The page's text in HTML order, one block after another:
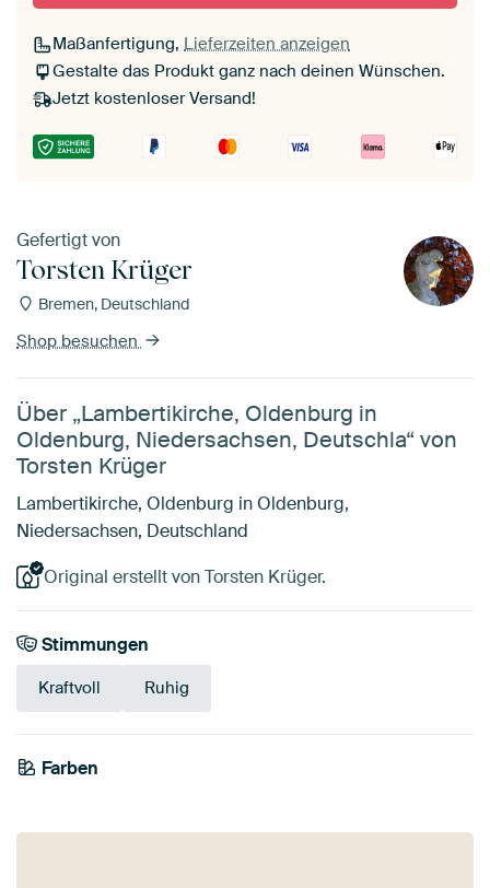
Maßanfertigung, Lieferzeiten anzeigen
Gestalte das Produkt ganz nach deinen Wünschen.
Jetzt kostenloser Versand!
Gefertigt von
Torsten Krüger
Bremen, Deutschland
Shop besuchen
Über „Lambertikirche, Oldenburg in
Oldenburg, Niedersachsen, Deutschla“ von
Torsten Krüger
Lambertikirche, Oldenburg in Oldenburg,
Niedersachsen, Deutschland
Original erstellt von Torsten Krüger.
Stimmungen
Kraftvoll Ruhig
Farben
Blau
Rosa
Orange